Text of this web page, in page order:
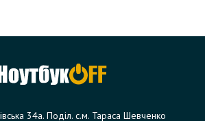
34а. Поділ. с.м. Тараса Шевченко